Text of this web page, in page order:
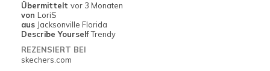
Width
Feels true to width
Sizing
Feels true to size
View On Shoes
Übermittelt vor 3 Monaten
von LoriS
aus Jacksonville Florida
Describe YourselfTrendy
REZENSIERT BEI
skechers.com